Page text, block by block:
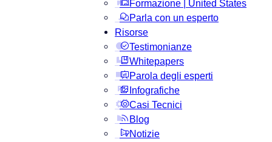
Formazione | United States
Parla con un esperto
Risorse
Testimonianze
Whitepapers
Parola degli esperti
Infografiche
Casi Tecnici
Blog
Notizie